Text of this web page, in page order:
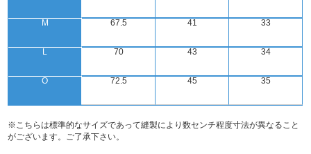
M
L
O
67.5
70
72.5
41
43
45
33
34
35
※こちらは標準的なサイズであって縫製により数センチ程度寸法が異なること
がございます。ご了承下さい。